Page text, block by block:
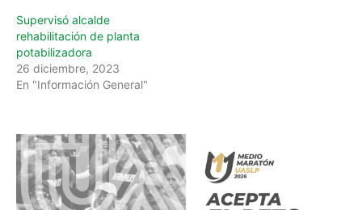
Supervisó alcalde
rehabilitación de planta
potabilizadora
26 diciembre, 2023
En "Información General"